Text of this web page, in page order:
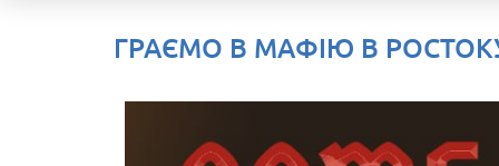
ГРАЄМО В МАФІЮ В